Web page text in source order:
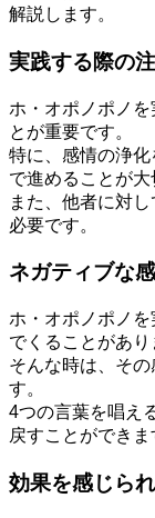
解説します。
実践する際の
ホ・オポノポノ
とが重要です。
特に、感情の浄
で進めることが大
また、他者に対
必要です。
ネガティブな
ホ・オポノポノ
でくることがあり
そんな時は、そ
す。
4つの言葉を唱え
戻すことができま
効果を感じら